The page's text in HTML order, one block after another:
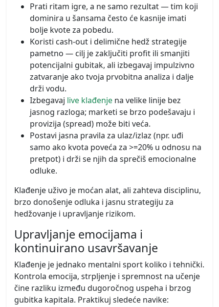
Prati ritam igre, a ne samo rezultat — tim koji
dominira u šansama često će kasnije imati
bolje kvote za pobedu.
Koristi cash-out i delimične hedž strategije
pametno — cilj je zaključiti profit ili smanjiti
potencijalni gubitak, ali izbegavaj impulzivno
zatvaranje ako tvoja prvobitna analiza i dalje
drži vodu.
Izbegavaj live klađenje na velike linije bez
jasnog razloga; marketi se brzo podešavaju i
provizija (spread) može biti veća.
Postavi jasna pravila za ulaz/izlaz (npr. uđi
samo ako kvota poveća za >=20% u odnosu na
pretpot) i drži se njih da sprečiš emocionalne
odluke.
Klađenje uživo je moćan alat, ali zahteva disciplinu,
brzo donošenje odluka i jasnu strategiju za
hedžovanje i upravljanje rizikom.
Upravljanje emocijama i
kontinuirano usavršavanje
Klađenje je jednako mentalni sport koliko i tehnički.
Kontrola emocija, strpljenje i spremnost na učenje
čine razliku između dugoročnog uspeha i brzog
gubitka kapitala. Praktikuj sledeće navike: